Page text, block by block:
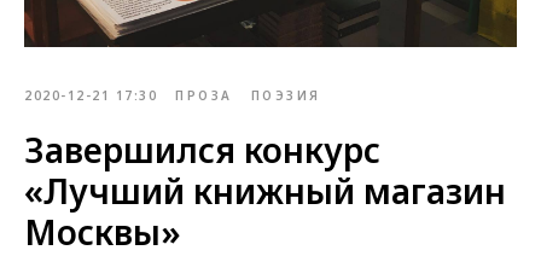
2020-12-21 17:30 ПРОЗА ПОЭЗИЯ
Завершился конкурс
«Лучший книжный магазин
Москвы»